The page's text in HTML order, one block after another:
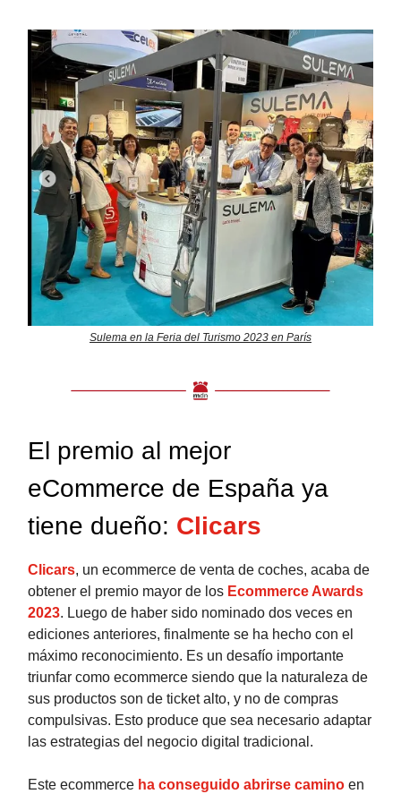
Sulema en la Feria del Turismo 2023 en París
El premio al mejor
eCommerce de España ya
tiene dueño: Clicars
Clicars, un ecommerce de venta de coches, acaba de
obtener el premio mayor de los Ecommerce Awards
2023. Luego de haber sido nominado dos veces en
ediciones anteriores, finalmente se ha hecho con el
máximo reconocimiento. Es un desafío importante
triunfar como ecommerce siendo que la naturaleza de
sus productos son de ticket alto, y no de compras
compulsivas. Esto produce que sea necesario adaptar
las estrategias del negocio digital tradicional.
Este ecommerce ha conseguido abrirse camino en